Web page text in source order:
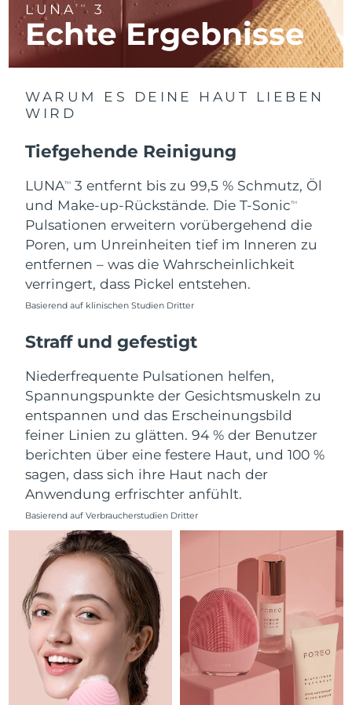
LUNATM 3
Echte Ergebnisse
WARUM ES DEINE HAUT LIEBEN
WIRD
Tiefgehende Reinigung
LUNATM
3 entfernt bis zu 99,5 % Schmutz, Öl
und Make-up-Rückstände. Die T-SonicTM
Pulsationen erweitern vorübergehend die
Poren, um Unreinheiten tief im Inneren zu
entfernen – was die Wahrscheinlichkeit
verringert, dass Pickel entstehen.
Basierend auf klinischen Studien Dritter
Straff und gefestigt
Niederfrequente Pulsationen helfen,
Spannungspunkte der Gesichtsmuskeln zu
entspannen und das Erscheinungsbild
feiner Linien zu glätten. 94 % der Benutzer
berichten über eine festere Haut, und 100 %
sagen, dass sich ihre Haut nach der
Anwendung erfrischter anfühlt.
Basierend auf Verbraucherstudien Dritter
Litauen Erwartete Lieferung8/9/26
Luxemburg Erwartete Lieferung8/9/26
Macau
Erwartete Lieferung8/11/26
8/9/26
Mexiko Erwartete Lieferung8/13/26
Monaco Erwartete Lieferung8/10/26
Niederlande Erwartete Lieferung
Oman Erwartete Lieferung8/12/26
Philippinen Erwartete Lieferung8/12/26
Polen Erwartete Lieferung
Portugal
Puerto Rico 8/11/26
Katar Erwartete Lieferung
Réunion Erwartete Lieferung 8/14/26
Rumänien Erwartete Lieferung 8/9/26
Russland Erwartete Lieferung 8/17/26